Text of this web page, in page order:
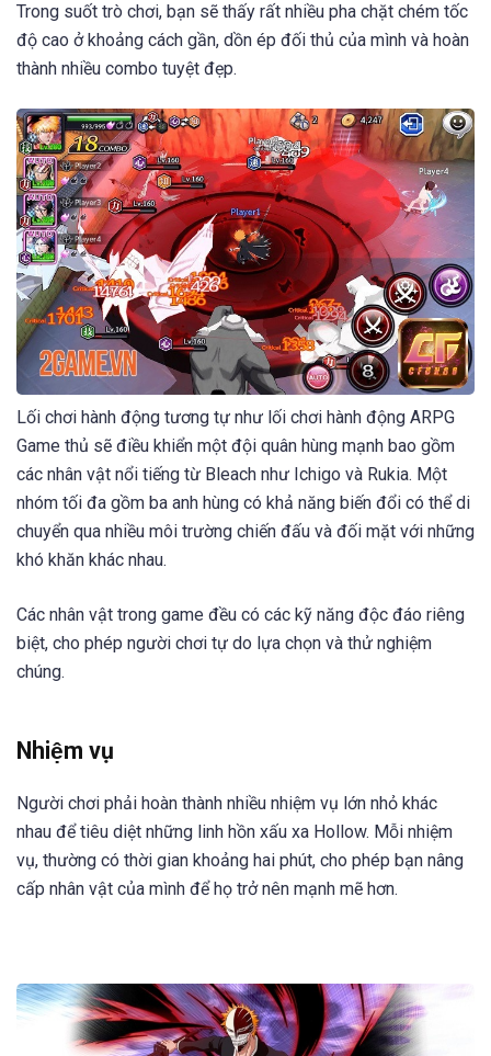
Trong suốt trò chơi, bạn sẽ thấy rất nhiều pha chặt chém tốc
độ cao ở khoảng cách gần, dồn ép đối thủ của mình và hoàn
thành nhiều combo tuyệt đẹp.
Lối chơi hành động tương tự như lối chơi hành động ARPG
Game thủ sẽ điều khiển một đội quân hùng mạnh bao gồm
các nhân vật nổi tiếng từ Bleach như Ichigo và Rukia. Một
nhóm tối đa gồm ba anh hùng có khả năng biến đổi có thể di
chuyển qua nhiều môi trường chiến đấu và đối mặt với những
khó khăn khác nhau.
Các nhân vật trong game đều có các kỹ năng độc đáo riêng
biệt, cho phép người chơi tự do lựa chọn và thử nghiệm
chúng.
Nhiệm vụ
Người chơi phải hoàn thành nhiều nhiệm vụ lớn nhỏ khác
nhau để tiêu diệt những linh hồn xấu xa Hollow. Mỗi nhiệm
vụ, thường có thời gian khoảng hai phút, cho phép bạn nâng
cấp nhân vật của mình để họ trở nên mạnh mẽ hơn.